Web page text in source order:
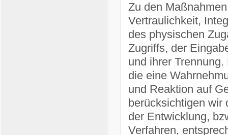
Zu den
Vertraulichkeit,
des physischen
Zugriffs, der
und ihrer
die eine
und Reaktion auf
berücksichtigen wir
der Entwicklung,
Verfahren,